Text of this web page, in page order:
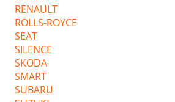
RENAULT
ROLLS-ROYCE
SEAT
SILENCE
SKODA
SMART
SUBARU